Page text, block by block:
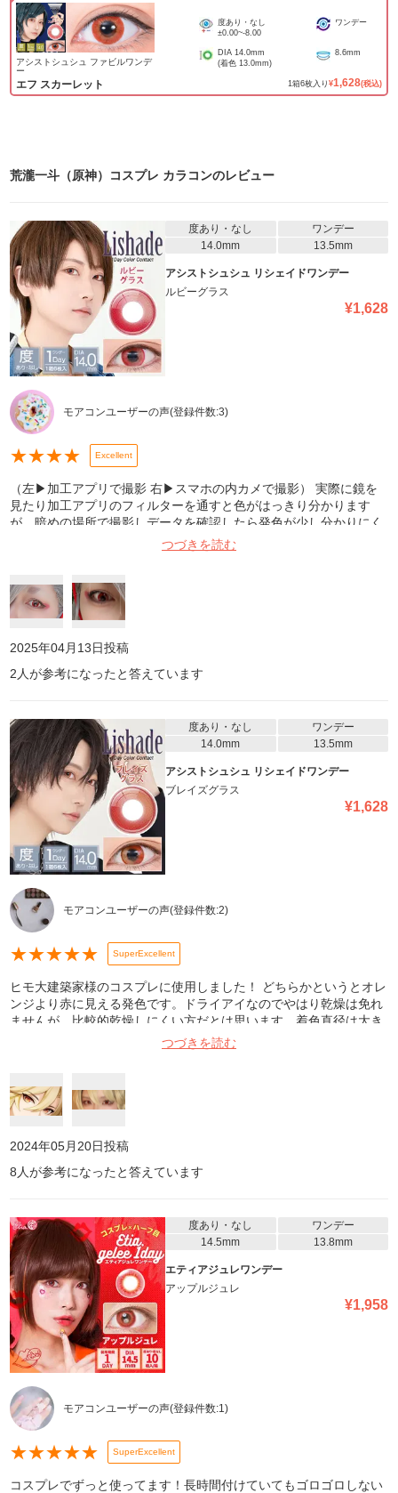
アシストシュシュ ファビルワンデ
ー
エフ スカーレット
度あり・なし
±0.00~-8.00
ワンデー
DIA 14.0mm
(着色 13.0mm)
8.6mm
1箱6枚入り ¥1,628(税込)
荒瀧一斗（原神）コスプレ カラコンのレビュー
度あり・なし
ワンデー
14.0mm
13.5mm
アシストシュシュ リシェイドワンデー
ルビーグラス
¥1,628
モアコンユーザーの声(登録件数:3)
★★★★ Excellent
（左▶︎加工アプリで撮影 右▶︎スマホの内カメで撮影） 実際に鏡を
見たり加工アプリのフィルターを通すと色がはっきり分かります
が、暗めの場所で撮影しデータを確認したら発色が少し分かりにく
かったです。フチが無いので怖くならず、自然な赤い眼になれると
つづきを読む
2025年04月13日投稿
2 人が参考になったと答えています
度あり・なし
ワンデー
14.0mm
13.5mm
アシストシュシュ リシェイドワンデー
ブレイズグラス
¥1,628
モアコンユーザーの声(登録件数:2)
★★★★★ SuperExcellent
ヒモ大建築家様のコスプレに使用しました！ どちらかというとオレ
ンジより赤に見える発色です。ドライアイなのでやはり乾燥は免れ
ませんが、比較的乾燥しにくい方だとは思います。着色直径は大き
くないのでとても男装向きです。イイネ。しかし発送がとても遅
く、発送までに1週間弱かかったのでギリギリでいつも生きていた
つづきを読む
2024年05月20日投稿
8 人が参考になったと答えています
度あり・なし
ワンデー
14.5mm
13.8mm
エティアジュレワンデー
アップルジュレ
¥1,958
モアコンユーザーの声(登録件数:1)
★★★★★ SuperExcellent
コスプレでずっと使ってます！長時間付けていてもゴロゴロしない